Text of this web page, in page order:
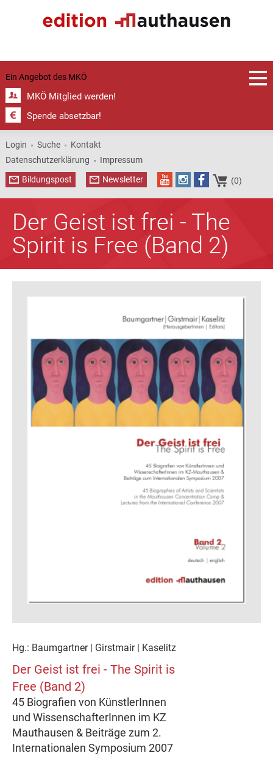
Ein Angebot des MKÖ
MKÖ Mitglied werden!
Spende absetzbar!
Login Suche
Kontakt
Datenschutzerklärung
Impressum
Bildungspost
Newsletter (0)
Der Geist ist frei - The
Spirit is Free (Band 2)
Hg.: Baumgartner | Girstmair | Kaselitz
Der Geist ist frei - The Spirit is
Free (Band 2)
45 Biografien von KünstlerInnen
und WissenschafterInnen im KZ
Mauthausen & Beiträge zum 2.
Internationalen Symposium 2007